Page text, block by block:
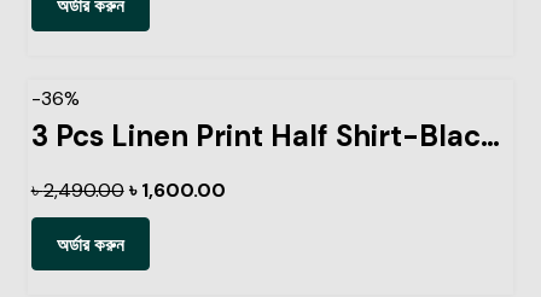
অর্ডার করুন
-36%
3 Pcs Linen Print Half Shirt-Black+Petrol+Lemon
৳2,490.00 ৳1,600.00
অর্ডার করুন